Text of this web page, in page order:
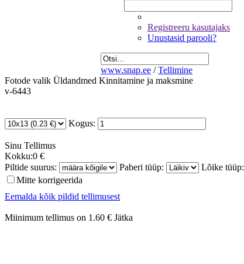
Registreeru kasutajaks
Unustasid parooli?
www.snap.ee / Tellimine
Fotode valik Üldandmed Kinnitamine ja maksmine
v-6443
Kogus:
Sinu Tellimus
Kokku:0 €
Piltide suurus:
Paberi tüüp: Lõike tüüp:
Mitte korrigeerida
Eemalda kõik pildid tellimusest
Miinimum tellimus on 1.60 € Jätka